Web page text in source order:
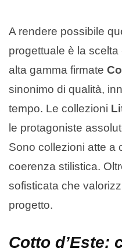
A rendere possibile
progettuale è la
alta gamma firmate
sinonimo di qualità,
tempo. Le collezioni
le protagoniste
Sono collezioni atte a
coerenza stilistica.
sofisticata che
progetto.
Cotto d’Este: